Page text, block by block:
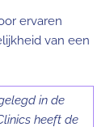
ervaren
van een
in de
heeft de